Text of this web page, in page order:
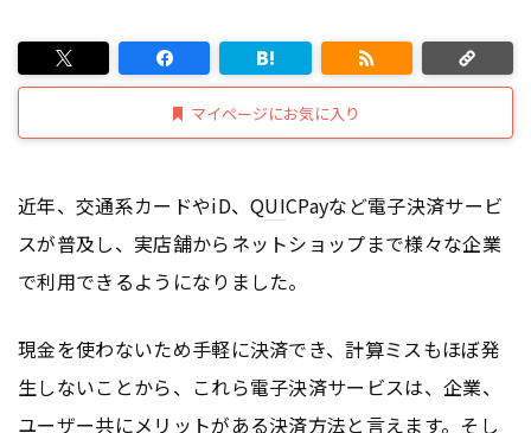
マイページにお気に入り
近年、交通系カードやiD、QUICPayなど電子決済サービ
スが普及し、実店舗からネットショップまで様々な企業
で利用できるようになりました。
現金を使わないため手軽に決済でき、計算ミスもほぼ発
生しないことから、これら電子決済サービスは、企業、
ユーザー共にメリットがある決済方法と言えます。そし